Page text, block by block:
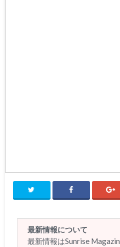
最新情報について
最新情報はSunrise